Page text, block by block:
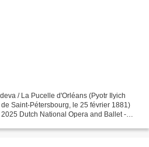
/ La Pucelle d'Orléans (Pyotr Ilyich
Saint-Pétersbourg, le 25 février 1881)
Dutch National Opera and Ballet -